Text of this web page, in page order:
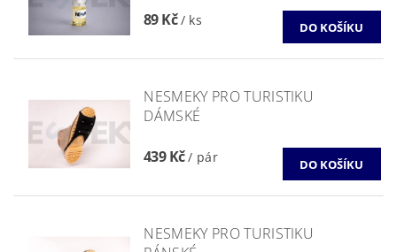
89 Kč/ ks
NESMEKY PRO TURISTIKU
DÁMSKÉ
439 Kč/ pár
NESMEKY PRO TURISTIKU